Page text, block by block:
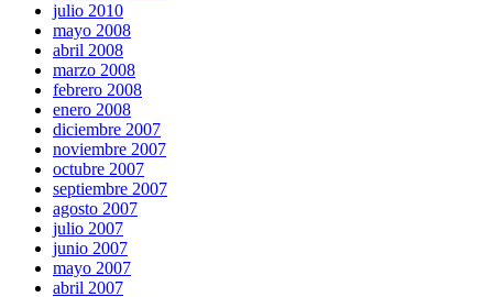
julio 2010
mayo 2008
abril 2008
marzo 2008
febrero 2008
enero 2008
diciembre 2007
noviembre 2007
octubre 2007
septiembre 2007
agosto 2007
julio 2007
junio 2007
mayo 2007
abril 2007